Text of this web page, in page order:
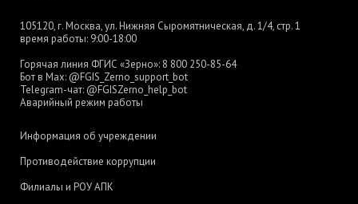
105120, г. Москва, ул. Нижняя Сыромятническая, д. 1/4, стр. 1
время работы: 9:00-18:00
Горячая линия ФГИС «Зерно»: 8 800 250-85-64
Бот в Max: @FGIS_Zerno_support_bot
Telegram-чат: @FGISZerno_help_bot
Аварийный режим работы
Информация об учреждении
Противодействие коррупции
Филиалы и РОУ АПК